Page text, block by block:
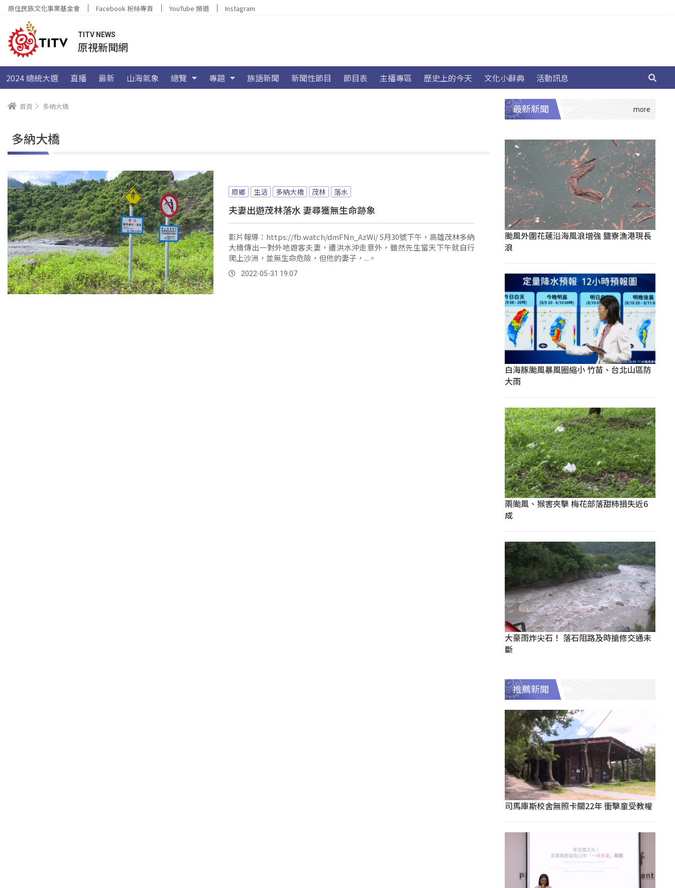
原住民族文化事業基金會 Facebook 粉絲專頁 YouTube 頻道 Instagram
TITV NEWS
原視新聞網
2024 總統大選 直播 最新 山海氣象 總覽 專題 族語新聞 新聞性節目 節目表 主播專區 歷史上的今天 文化小辭典 活動訊息
首頁 多納大橋
多納大橋
原鄉 生活 多納大橋 茂林 落水
夫妻出遊茂林落水 妻尋獲無生命跡象
影片報導：https://fb.watch/dmFNn_AzWi/ 5月30號下午，高雄茂林多納
大橋傳出一對外地遊客夫妻，遭洪水沖走意外，雖然先生當天下午就自行
爬上沙洲，並無生命危險，但他的妻子，...。
2022-05-31 19:07
最新新聞
颱風外圍花蓮沿海風浪增強 鹽寮漁港現長
浪
白海豚颱風暴風圈縮小 竹苗、台北山區防
大雨
兩颱風、猴害夾擊 梅花部落甜柿損失近6
成
大豪雨炸尖石！ 落石阻路及時搶修交通未
斷
推薦新聞
司馬庫斯校舍無照卡關22年 衝擊童受教權